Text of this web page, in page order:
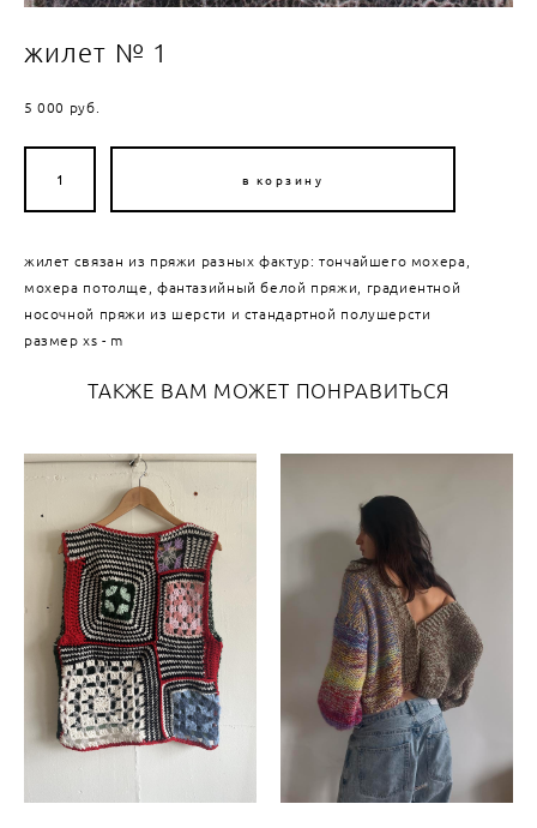
жилет № 1
5 000 pуб.
в корзину
жилет связан из пряжи разных фактур: тончайшего мохера,
мохера потолще, фантазийный белой пряжи, градиентной
носочной пряжи из шерсти и стандартной полушерсти
размер xs - m
ТАКЖЕ ВАМ МОЖЕТ ПОНРАВИТЬСЯ